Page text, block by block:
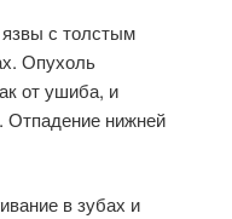
с толстым
Опухоль
от ушиба, и
Отпадение нижней
в зубах и